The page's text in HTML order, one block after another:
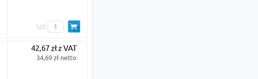
szt
42,67 zł z VAT
34,69 zł netto